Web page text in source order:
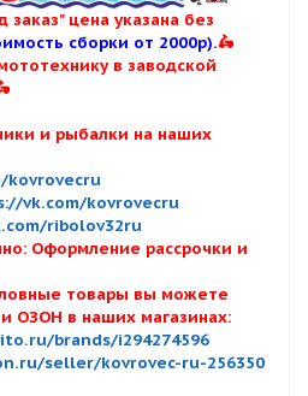
цена указана без
сборки от 2000р).🛵
в заводской
и рыбалки на наших
vk.com/kovrovecru
ribolov32ru
Оформление рассрочки и
товары вы можете
ОЗОН в наших магазинах:
brands/i294274596
seller/kovrovec-ru-256350